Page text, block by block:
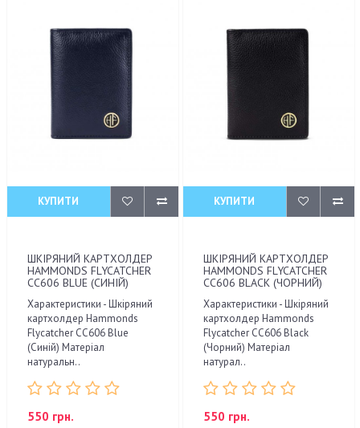
КУПИТИ
ШКІРЯНИЙ КАРТХОЛДЕР
HAMMONDS FLYCATCHER
CC606 BLUE (СИНІЙ)
Характеристики - Шкіряний
картхолдер Hammonds
Flycatcher CC606 Blue
(Синій) Матеріал
натуральн..
550 грн.
КУПИТИ
ШКІРЯНИЙ КАРТХОЛДЕР
HAMMONDS FLYCATCHER
CC606 BLACK (ЧОРНИЙ)
Характеристики - Шкіряний
картхолдер Hammonds
Flycatcher CC606 Black
(Чорний) Матеріал
натурал..
550 грн.